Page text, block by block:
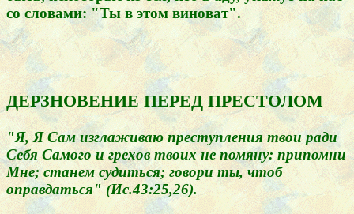
со словами: "Ты в этом виноват".
ДЕРЗНОВЕНИЕ ПЕРЕД ПРЕСТОЛОМ
"Я, Я Сам изглаживаю преступления твои ради
Себя Самого и грехов твоих не помяну: припомни
Мне; станем судиться;говори ты, чтоб
оправдаться" (Ис.43:25,26).